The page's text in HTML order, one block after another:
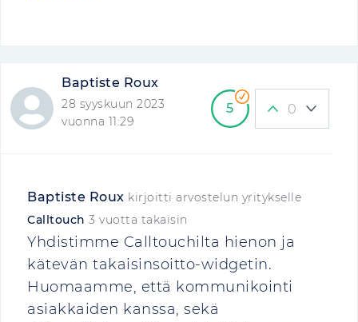
Baptiste Roux
28 syyskuun 2023
vuonna 11:29
5 0
Baptiste Roux kirjoitti arvostelun yritykselle
Calltouch 3 vuotta takaisin
Yhdistimme Calltouchilta hienon ja
kätevän takaisinsoitto-widgetin.
Huomaamme, että kommunikointi
asiakkaiden kanssa, sekä